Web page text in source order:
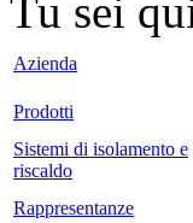
Tu sei
Azienda
Prodotti
Sistemi di isolamento e
riscaldo
Rappresentanze